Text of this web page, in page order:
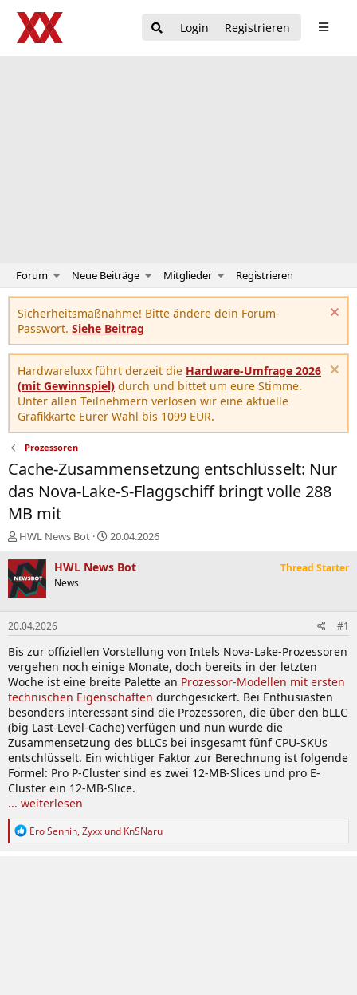
Login Registrieren
Forum Neue Beiträge Mitglieder Registrieren
Sicherheitsmaßnahme! Bitte ändere dein Forum-
Passwort. Siehe Beitrag
Hardwareluxx führt derzeit die Hardware-Umfrage 2026
(mit Gewinnspiel) durch und bittet um eure Stimme.
Unter allen Teilnehmern verlosen wir eine aktuelle
Grafikkarte Eurer Wahl bis 1099 EUR.
Prozessoren
Cache-Zusammensetzung entschlüsselt: Nur
das Nova-Lake-S-Flaggschiff bringt volle 288
MB mit
E
s
t
e
l
e
r
HWL News Bot
E
s
t
a
m
20.04.2026
HWL News Bot
News
Thread Starter
20.04.2026 #1
Bis zur offiziellen Vorstellung von Intels Nova-Lake-Prozessoren
vergehen noch einige Monate, doch bereits in der letzten
Woche ist eine breite Palette an Prozessor-Modellen mit ersten
technischen Eigenschaften durchgesickert. Bei Enthusiasten
besonders interessant sind die Prozessoren, die über den bLLC
(big Last-Level-Cache) verfügen und nun wurde die
Zusammensetzung des bLLCs bei insgesamt fünf CPU-SKUs
entschlüsselt. Ein wichtiger Faktor zur Berechnung ist folgende
Formel: Pro P-Cluster sind es zwei 12-MB-Slices und pro E-
Cluster ein 12-MB-Slice.
... weiterlesen
R
Ero Sennin, Zyxx und KnSNaru